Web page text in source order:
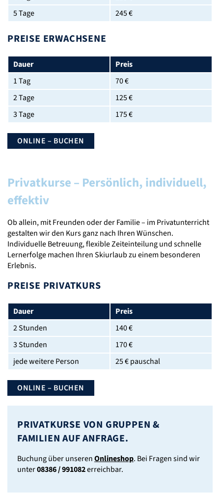
5 Tage
245 €
PREISE ERWACHSENE
Dauer
Preis
1 Tag
70 €
2 Tage
125 €
3 Tage
175 €
ONLINE – BUCHEN
Privatkurse – Persönlich, individuell,
effektiv
Ob allein, mit Freunden oder der Familie – im Privatunterricht
gestalten wir den Kurs ganz nach Ihren Wünschen.
Individuelle Betreuung, flexible Zeiteinteilung und schnelle
Lernerfolge machen Ihren Skiurlaub zu einem besonderen
Erlebnis.
PREISE PRIVATKURS
Dauer
Preis
2 Stunden
140 €
3 Stunden
170 €
jede weitere Person
25 € pauschal
ONLINE – BUCHEN
PRIVATKURSE VON GRUPPEN &
FAMILIEN AUF ANFRAGE.
Buchung über unserenOnlineshop. Bei Fragen sind wir
unter08386 / 991082erreichbar.